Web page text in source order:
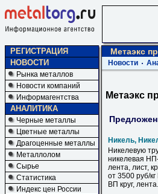
РЕГИСТРАЦИЯ
НОВОСТИ
Рынка металлов
Новости компаний
Информагентства
АНАЛИТИКА
Черные металлы
Цветные металлы
Драгоценные металлы
Металлолом
Сырье
Статистика
Индекс цен России
Метаэкс
Новости
Метаэкс
Никель,
Никелевую
никелевая
лента, лист,
от 3500 руб/
ВП круг,